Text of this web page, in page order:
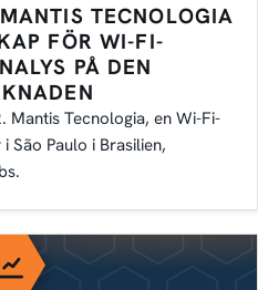
TECNOLOGIA
FÖR WI-FI-
PÅ DEN
Mantis Tecnologia, en Wi-Fi-
Paulo i Brasilien,